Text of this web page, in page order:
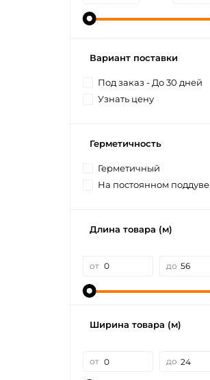
Вариант поставки
Под заказ - До 30 дней
Узнать цену
Герметичность
Герметичный
На постоянном поддуве
Длина товара (м)
от до
Ширина товара (м)
от до